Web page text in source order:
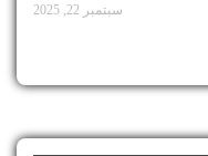
سبتمبر 22, 2025